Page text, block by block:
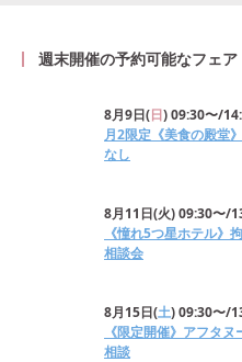
週末開催の予約可能なフェア
8月9日(日)09:30〜/
月2限定《美食の殿堂
なし
8月11日(火)09:30〜/
《憧れ5つ星ホテル》
相談会
8月15日(土)09:30〜/
《限定開催》アフタ
相談